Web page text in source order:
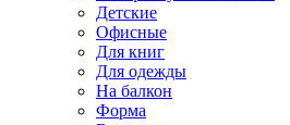
Детские
Офисные
Для книг
Для одежды
На балкон
Форма